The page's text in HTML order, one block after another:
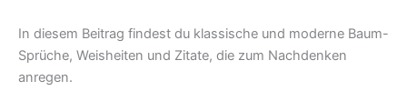
In diesem Beitrag findest du klassische und moderne Baum-
Sprüche, Weisheiten und Zitate, die zum Nachdenken
anregen.